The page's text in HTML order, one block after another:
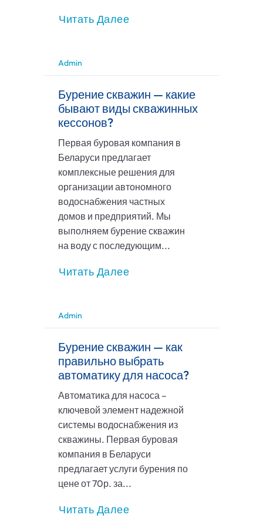
Читать Далее
Admin
Бурение скважин — какие
бывают виды скважинных
кессонов?
Первая буровая компания в
Беларуси предлагает
комплексные решения для
организации автономного
водоснабжения частных
домов и предприятий. Мы
выполняем бурение скважин
на воду с последующим...
Читать Далее
Admin
Бурение скважин — как
правильно выбрать
автоматику для насоса?
Автоматика для насоса –
ключевой элемент надежной
системы водоснабжения из
скважины. Первая буровая
компания в Беларуси
предлагает услуги бурения по
цене от 70р. за...
Читать Далее